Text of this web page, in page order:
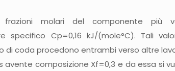
frazioni molari del componente
specifico Cp=0,16 kJ/(mole°C). Tali
coda procedono entrambi verso altre
composizione Xf=0,3 e da essa si